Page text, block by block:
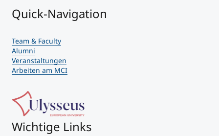
Quick-Navigation
Team & Faculty
Alumni
Veranstaltungen
Arbeiten am MCI
Wichtige Links